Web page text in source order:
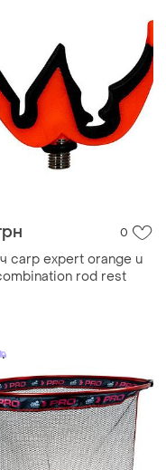
0
carp expert orange u
rod rest